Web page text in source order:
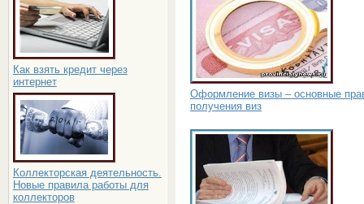
Как взять кредит через
интернет
Коллекторская деятельность.
Новые правила работы для
коллекторов
Оформление визы – основные
получения виз